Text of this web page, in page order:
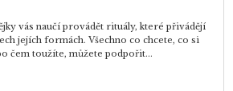
vás naučí provádět rituály, které přivádějí
jejích formách. Všechno co chcete, co si
čem toužíte, můžete podpořit...